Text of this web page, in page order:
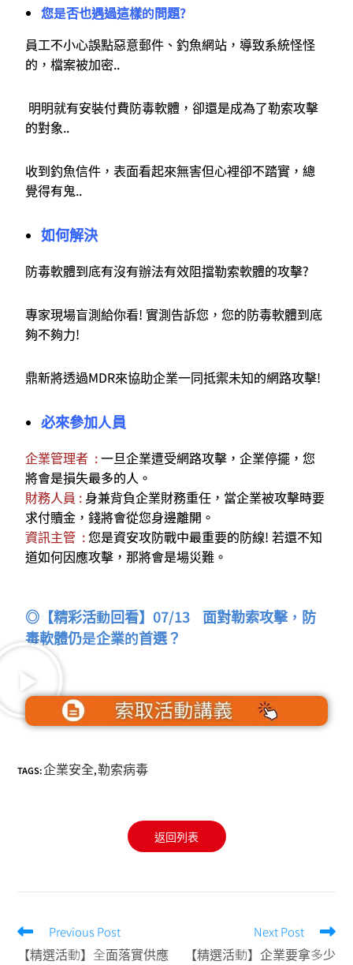
您是否也遇過這樣的問題?
員工不小心誤點惡意郵件、釣魚網站，導致系統怪怪
的，檔案被加密..
明明就有安裝付費防毒軟體，卻還是成為了勒索攻擊
的對象..
收到釣魚信件，表面看起來無害但心裡卻不踏實，總
覺得有鬼..
如何解決
防毒軟體到底有沒有辦法有效阻擋勒索軟體的攻擊?
專家現場盲測給你看! 實測告訴您，您的防毒軟體到底
夠不夠力!
鼎新將透過MDR來協助企業一同抵禦未知的網路攻擊!
必來參加人員
企業管理者 :一旦企業遭受網路攻擊，企業停擺，您
將會是損失最多的人。
財務人員 : 身兼背負企業財務重任，當企業被攻擊時要
求付贖金，錢將會從您身邊離開。
資訊主管 :您是資安攻防戰中最重要的防線! 若還不知
道如何因應攻擊，那將會是場災難。
◎【精彩活動回看】07/13 面對勒索攻擊，防
毒軟體仍是企業的首選？
TAGS:企業安全,勒索病毒
返回列表
Previous Post
【精選活動】全面落實供應
Next Post
【精選活動】企業要拿多少